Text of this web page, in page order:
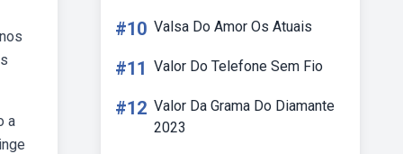
a
#10 Valsa Do Amor Os Atuais
#11 Valor Do Telefone Sem Fio
#12 Valor Da Grama Do Diamante
2023